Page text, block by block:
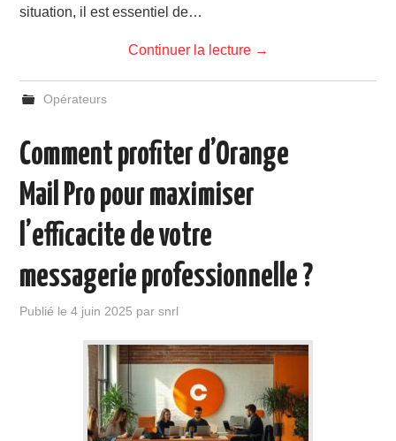
situation, il est essentiel de…
Continuer la lecture →
Opérateurs
Comment profiter d’Orange
Mail Pro pour maximiser
l’efficacite de votre
messagerie professionnelle ?
Publié le4 juin 2025 parsnrl